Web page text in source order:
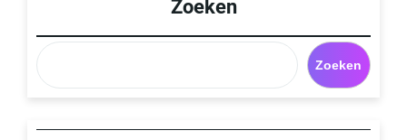
Zoeken
Zoeken